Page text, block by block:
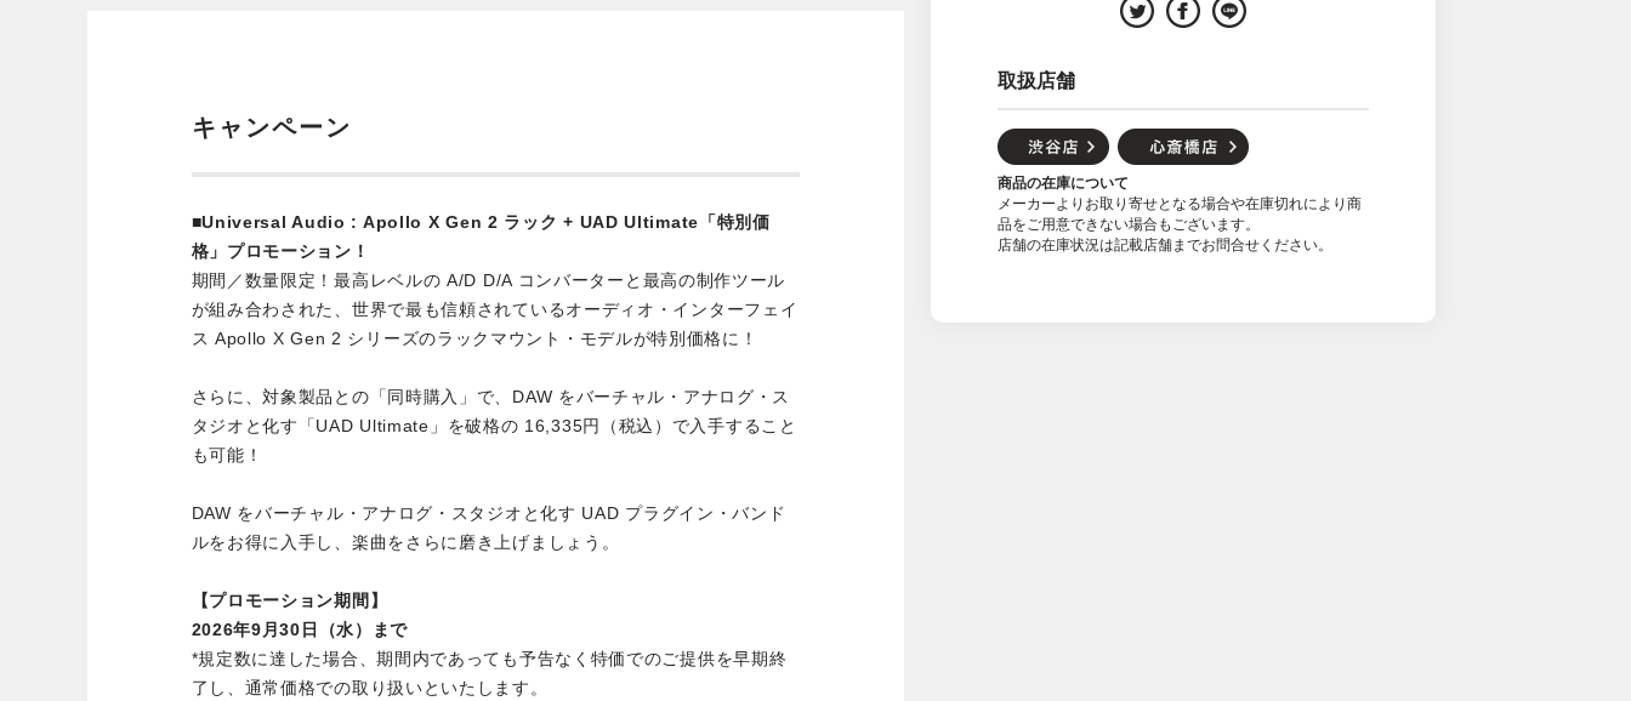
取扱店舗
商品の在庫について
メーカーよりお取り寄せとなる場合や在庫切れにより商
品をご用意できない場合もございます。
店舗の在庫状況は記載店舗までお問合せください。
キャンペーン
■Universal Audio : Apollo X Gen 2 ラック + UAD Ultimate「特別価
格」プロモーション！
期間／数量限定！最高レベルの A/D D/A コンバーターと最高の制作ツール
が組み合わされた、世界で最も信頼されているオーディオ・インターフェイ
ス Apollo X Gen 2 シリーズのラックマウント・モデルが特別価格に！
さらに、対象製品との「同時購入」で、DAW をバーチャル・アナログ・ス
タジオと化す「UAD Ultimate」を破格の 16,335円（税込）で入手すること
も可能！
DAW をバーチャル・アナログ・スタジオと化す UAD プラグイン・バンド
ルをお得に入手し、楽曲をさらに磨き上げましょう。
【プロモーション期間】
2026年9月30日（水）まで
*規定数に達した場合、期間内であっても予告なく特価でのご提供を早期終
了し、通常価格での取り扱いといたします。